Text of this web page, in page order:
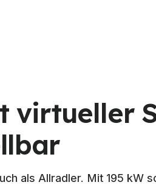
virtueller
als Allradler. Mit 195 kW